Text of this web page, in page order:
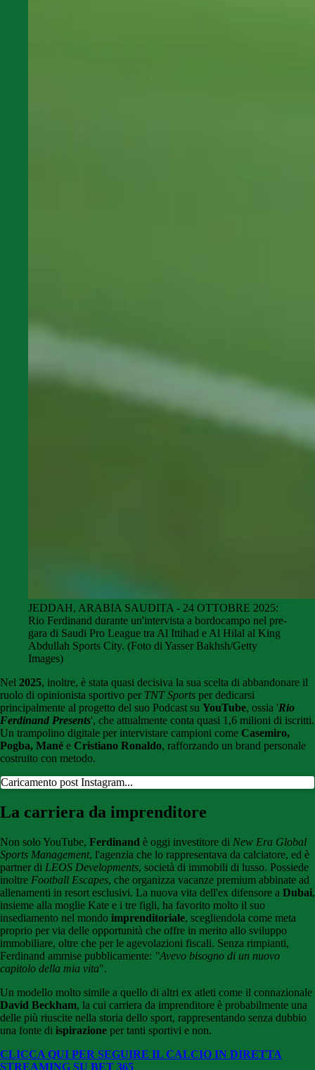
JEDDAH, ARABIA SAUDITA - 24 OTTOBRE 2025:
Rio Ferdinand durante un'intervista a bordocampo nel pre-
gara di Saudi Pro League tra Al Ittihad e Al Hilal al King
Abdullah Sports City. (Foto di Yasser Bakhsh/Getty
Images)
Nel 2025, inoltre, è stata quasi decisiva la sua scelta di abbandonare il
ruolo di opinionista sportivo per TNT Sports per dedicarsi
principalmente al progetto del suo Podcast su YouTube, ossia 'Rio
Ferdinand Presents', che attualmente conta quasi 1,6 milioni di iscritti.
Un trampolino digitale per intervistare campioni come Casemiro,
Pogba, Mané e Cristiano Ronaldo, rafforzando un brand personale
costruito con metodo.
Caricamento post Instagram...
La carriera da imprenditore
Non solo YouTube, Ferdinand è oggi investitore di New Era Global
Sports Management, l'agenzia che lo rappresentava da calciatore, ed è
partner di LEOS Developments, società di immobili di lusso. Possiede
inoltre Football Escapes, che organizza vacanze premium abbinate ad
allenamenti in resort esclusivi. La nuova vita dell'ex difensore a Dubai,
insieme alla moglie Kate e i tre figli, ha favorito molto il suo
insediamento nel mondo imprenditoriale, scegliendola come meta
proprio per via delle opportunità che offre in merito allo sviluppo
immobiliare, oltre che per le agevolazioni fiscali. Senza rimpianti,
Ferdinand ammise pubblicamente: "Avevo bisogno di un nuovo
capitolo della mia vita".
Un modello molto simile a quello di altri ex atleti come il connazionale
David Beckham, la cui carriera da imprenditore è probabilmente una
delle più riuscite nella storia dello sport, rappresentando senza dubbio
una fonte di ispirazione per tanti sportivi e non.
CLICCA QUI PER SEGUIRE IL CALCIO IN DIRETTA
STREAMING SU BET 365